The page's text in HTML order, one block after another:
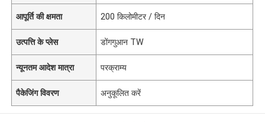
आपूर्ति की क्षमता 200 किलोमीटर / दिन
उत्पत्ति के प्लेस डोंगगुआन TW
न्यूनतम आदेश मात्रा परक्राम्य
पैकेजिंग विवरण अनुकूलित करें